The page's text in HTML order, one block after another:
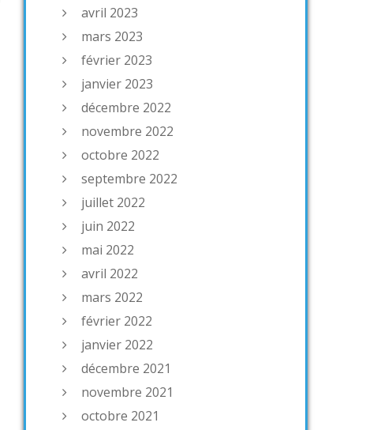
avril 2023
mars 2023
février 2023
janvier 2023
décembre 2022
novembre 2022
octobre 2022
septembre 2022
juillet 2022
juin 2022
mai 2022
avril 2022
mars 2022
février 2022
janvier 2022
décembre 2021
novembre 2021
octobre 2021